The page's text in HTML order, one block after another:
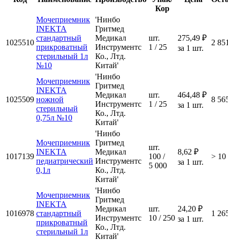
Кор
1025510
Мочеприемник
INEKTA
стандартный
прикроватный
стерильный 1л
№10
'Нинбо
Гритмед
Медикал
Инструментс
Ко., Лтд.
Китай'
шт.
1 / 25
275,49 ₽
за 1 шт.
2
1025509
Мочеприемник
INEKTA
ножной
стерильный
0,75л №10
'Нинбо
Гритмед
Медикал
Инструментс
Ко., Лтд.
Китай'
шт.
1 / 25
464,48 ₽
за 1 шт.
8
1017139
Мочеприемник
INEKTA
педиатрический
0,1л
'Нинбо
Гритмед
Медикал
Инструментс
Ко., Лтд.
Китай'
шт.
100 /
5 000
8,62 ₽
за 1 шт.
> 10
1016978
Мочеприемник
INEKTA
стандартный
прикроватный
стерильный 1л
'Нинбо
Гритмед
Медикал
Инструментс
Ко., Лтд.
Китай'
шт.
10 / 250
24,20 ₽
за 1 шт.
1